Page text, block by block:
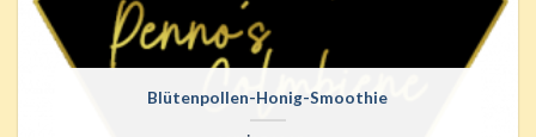
Blütenpollen-Honig-Smoothie